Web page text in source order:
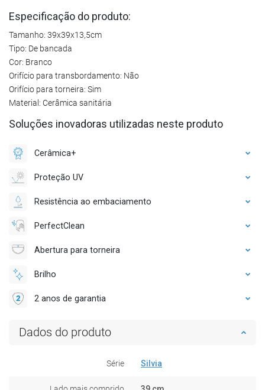
Especificação do produto:
Tamanho: 39x39x13,5cm
Tipo: De bancada
Cor: Branco
Orifício para transbordamento: Não
Orifício para torneira: Sim
Material: Cerâmica sanitária
Soluções inovadoras utilizadas neste produto
Cerâmica+
Proteção UV
Resistência ao embaciamento
PerfectClean
Abertura para torneira
Brilho
2 anos de garantia
Dados do produto
Série Silvia